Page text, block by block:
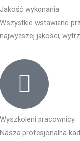
Jakość wykonania
Wszystkie wstawiane
najwyższej jakości,
Wyszkoleni pracownicy
Nasza profesjonalna